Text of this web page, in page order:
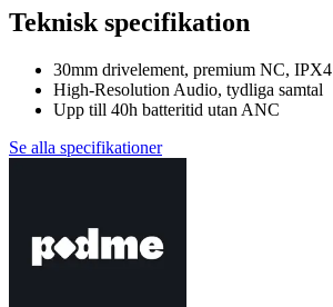
Teknisk specifikation
30mm drivelement, premium NC, IPX4
High-Resolution Audio, tydliga samtal
Upp till 40h batteritid utan ANC
Se alla specifikationer